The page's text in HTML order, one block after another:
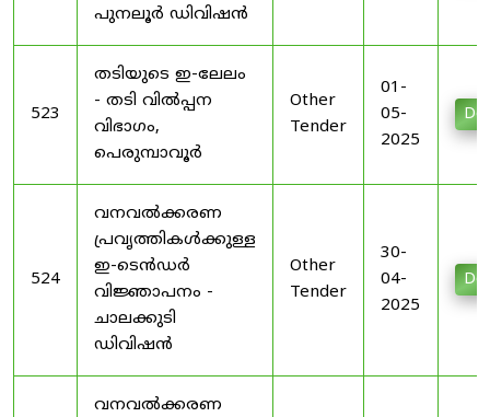
പുനലൂർ ഡിവിഷൻ
523
തടിയുടെ ഇ-ലേലം
- തടി വിൽപ്പന
വിഭാഗം,
പെരുമ്പാവൂർ
Other
Tender
01-
05-
2025
524
വനവൽക്കരണ
പ്രവൃത്തികൾക്കുള്ള
ഇ-ടെൻഡർ
വിജ്ഞാപനം -
ചാലക്കുടി
ഡിവിഷൻ
Other
Tender
30-
04-
2025
വനവൽക്കരണ